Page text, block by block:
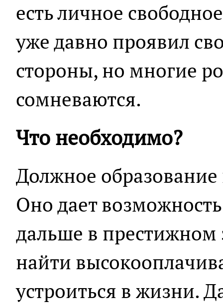
есть личное
уже давно проявил
стороны, но многие
сомневаются.
Что необходимо?
Должное
Оно дает
дальше в престижном
найти
устроиться в жизни.